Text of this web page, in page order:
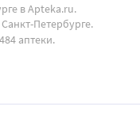
в Apteka.ru.
Петербурге.
аптеки.